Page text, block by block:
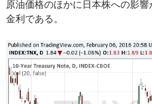
原油価格のほかに日本株への影
金利である。